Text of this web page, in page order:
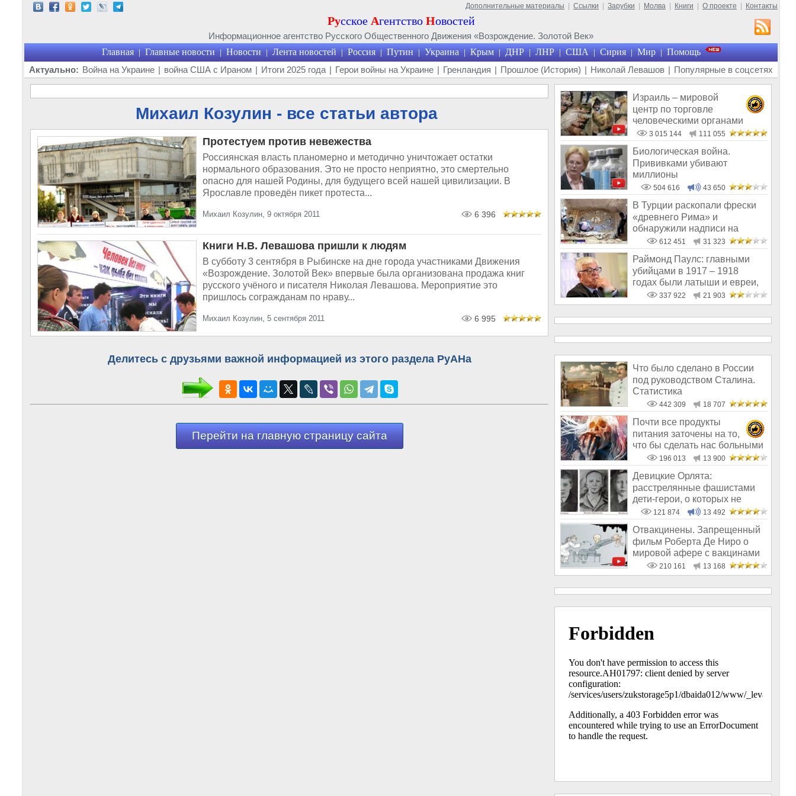
Дополнительные материалы Ссылки Зарубки Молва Книги О проекте Контакты
Русское Агентство Новостей
Информационное агентство Русского Общественного Движения «Возрождение. Золотой Век»
Главная | Главные новости | Новости | Лента новостей | Россия | Путин | Украина | Крым | ДНР | ЛНР | США | Сирия | Мир | Помощь
Актуально: Война на Украине | война США с Ираном | Итоги 2025 года | Герои войны на Украине | Гренландия | Прошлое (История) | Николай Левашов | Популярные в соцсетях
Михаил Козулин - все статьи автора
Протестуем против невежества
Россиянская власть планомерно и методично уничтожает остатки
нормального образования. Это не просто неприятно, это смертельно
опасно для нашей Родины, для будущего всей нашей цивилизации. В
Ярославле проведён пикет протеста...
Михаил Козулин, 9 октября 2011 6 396
Книги Н.В. Левашова пришли к людям
В субботу 3 сентября в Рыбинске на дне города участниками Движения
«Возрождение. Золотой Век» впервые была организована продажа книг
русского учёного и писателя Николая Левашова. Мероприятие это
пришлось согражданам по нраву...
Михаил Козулин, 5 сентября 2011 6 995
Делитесь с друзьями важной информацией из этого раздела РуАНа
Перейти на главную страницу сайта
Израиль – мировой
центр по торговле
человеческими органами
3 015 144 111 055
Биологическая война.
Прививками убивают
миллионы
504 616 43 650
В Турции раскопали фрески
«древнего Рима» и
обнаружили надписи на
Русском!612 451 31 323
Раймонд Паулс: главными
убийцами в 1917 – 1918
годах были латыши и евреи,
а не русс337 922 21 903
Что было сделано в России
под руководством Сталина.
Статистика
442 309 18 707
Почти все продукты
питания заточены на то,
что бы сделать нас больными
и бесплодным
196 013 13 900
Девицкие Орлята:
расстрелянные фашистами
дети-герои, о которых не
рассказывают в шк
121 874 13 492
Отвакцинены. Запрещенный
фильм Роберта Де Ниро о
мировой афере с вакцинами
210 161 13 168